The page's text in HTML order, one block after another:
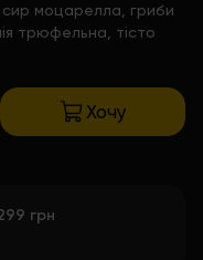
моцарелла, гриби
трюфельна, тісто
Хочу
грн